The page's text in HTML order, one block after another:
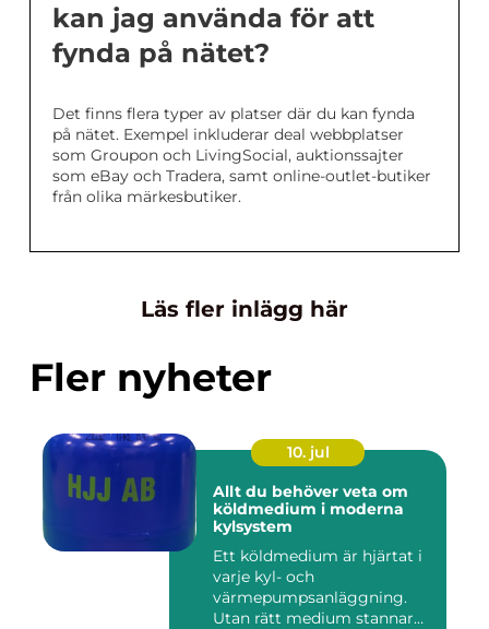
kan jag använda för att
fynda på nätet?
Det finns flera typer av platser där du kan fynda
på nätet. Exempel inkluderar deal webbplatser
som Groupon och LivingSocial, auktionssajter
som eBay och Tradera, samt online-outlet-butiker
från olika märkesbutiker.
Läs fler inlägg här
Fler nyheter
10. jul
Allt du behöver veta om
köldmedium i moderna
kylsystem
Ett köldmedium är hjärtat i
varje kyl- och
värmepumpsanläggning.
Utan rätt medium stannar